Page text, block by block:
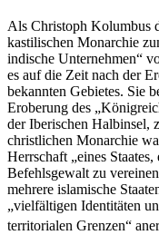
Als Christoph Kolumbus
kastilischen Monarchie
indische Unternehmen“
es auf die Zeit nach der
bekannten Gebietes. Sie
Eroberung des
der Iberischen Halbinsel,
christlichen Monarchie
Herrschaft „eines
Befehlsgewalt zu
mehrere islamische
„vielfältigen Identitäten
territorialen Grenzen“